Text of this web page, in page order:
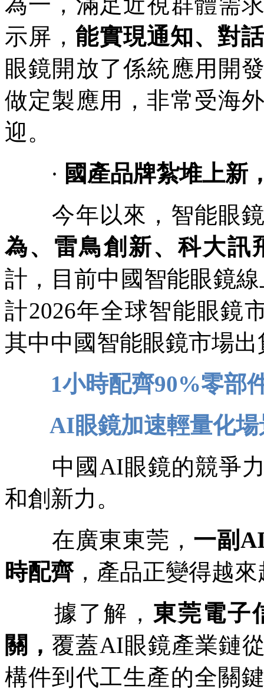
示屏， 能實現通知、對
眼鏡開放了係統應用開
做定製應用，非常受海
迎。
· 國產品牌紮堆上新
今年以來，智能眼鏡
為、雷鳥創新、科大訊
計，目前中國智能眼鏡
計2026年全球智能眼鏡
其中中國智能眼鏡市場
1小時配齊90%零部
AI眼鏡加速輕量化場
中國AI眼鏡的競爭力
和創新力。
在廣東東莞， 一副
時配齊，產品正變得越
據了解， 東莞電子
關， 覆蓋AI眼鏡產業鏈
構件到代工生產的全關